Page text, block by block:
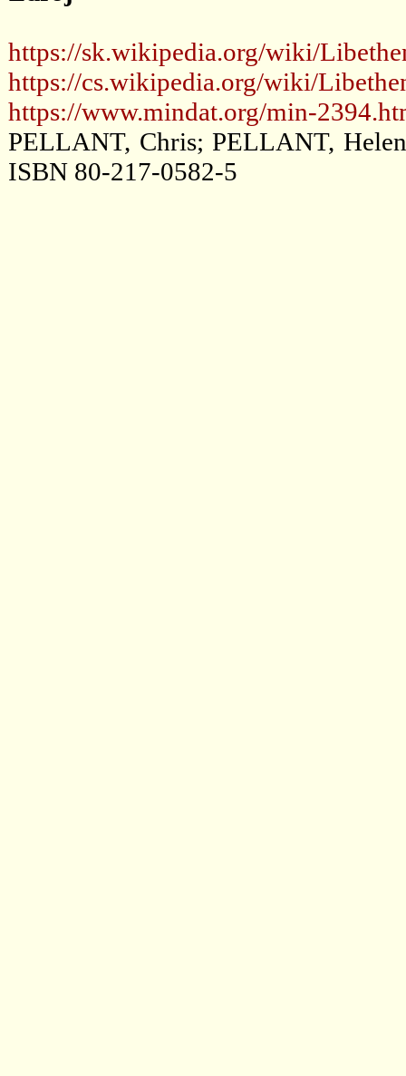
https://sk.wikipedia.org/wiki/
https://cs.wikipedia.org/wiki/
https://www.mindat.org/min-
PELLANT, Chris; PELLANT,
ISBN 80-217-0582-5